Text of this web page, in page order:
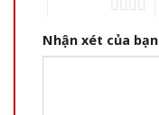
Nhận xét của bạn